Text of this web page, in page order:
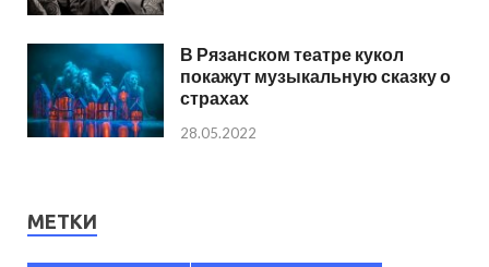
В Рязанском театре кукол
покажут музыкальную сказку о
страхах
28.05.2022
МЕТКИ